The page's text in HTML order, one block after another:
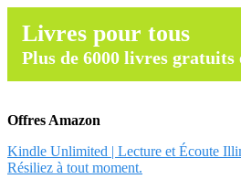
Livres pour tous
Plus de 6000 livres gratuits
Offres Amazon
Kindle Unlimited | Lecture et Écoute
Résiliez à tout moment.